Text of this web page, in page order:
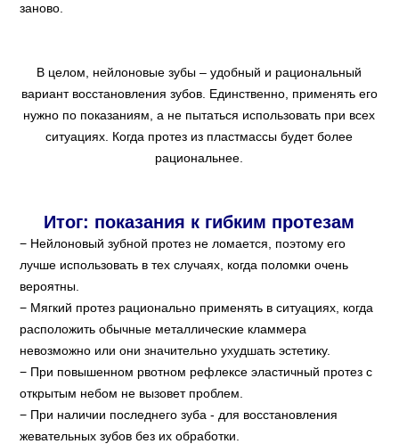
заново.
В целом, нейлоновые зубы – удобный и рациональный
вариант восстановления зубов. Единственно, применять его
нужно по показаниям, а не пытаться использовать при всех
ситуациях. Когда протез из пластмассы будет более
рациональнее.
Итог: показания к гибким протезам
Нейлоновый зубной протез не ломается, поэтому его
лучше использовать в тех случаях, когда поломки очень
вероятны.
Мягкий протез рационально применять в ситуациях, когда
расположить обычные металлические кламмера
невозможно или они значительно ухудшать эстетику.
При повышенном рвотном рефлексе эластичный протез с
открытым небом не вызовет проблем.
При наличии последнего зуба - для восстановления
жевательных зубов без их обработки.